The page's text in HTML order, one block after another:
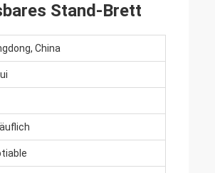
Stand-Brett
China